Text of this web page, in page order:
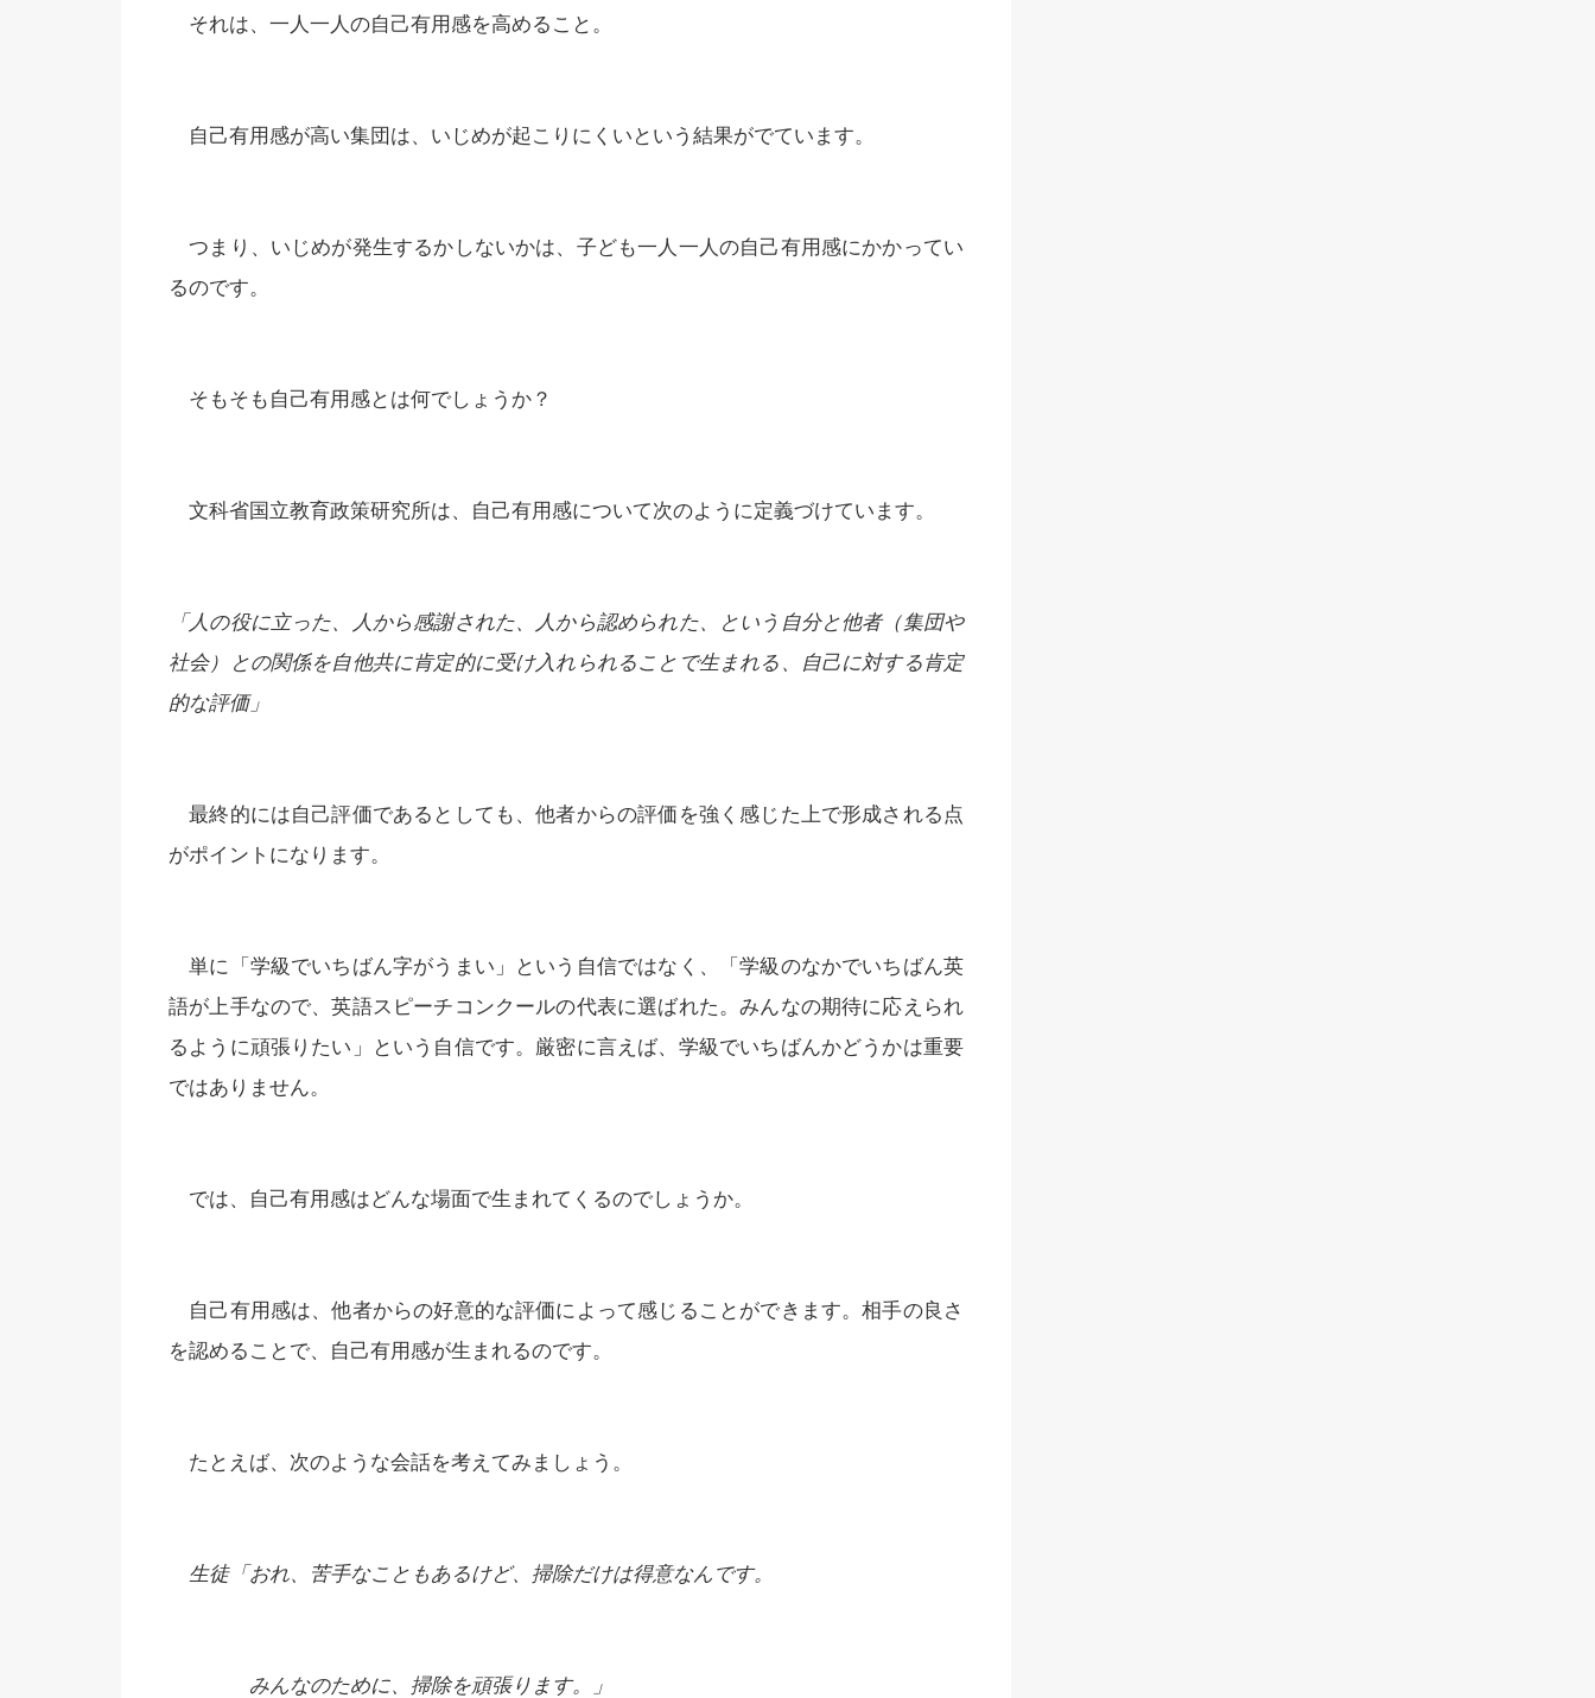
それは、一人一人の自己有用感を高めること。
自己有用感が高い集団は、いじめが起こりにくいという結果がでています。
つまり、いじめが発生するかしないかは、子ども一人一人の自己有用感にかかってい
るのです。
そもそも自己有用感とは何でしょうか？
文科省国立教育政策研究所は、自己有用感について次のように定義づけています。
「人の役に立った、人から感謝された、人から認められた、という自分と他者（集団や
社会）との関係を自他共に肯定的に受け入れられることで生まれる、自己に対する肯定
的な評価」
最終的には自己評価であるとしても、他者からの評価を強く感じた上で形成される点
がポイントになります。
単に「学級でいちばん字がうまい」という自信ではなく、「学級のなかでいちばん英
語が上手なので、英語スピーチコンクールの代表に選ばれた。みんなの期待に応えられ
るように頑張りたい」という自信です。厳密に言えば、学級でいちばんかどうかは重要
ではありません。
では、自己有用感はどんな場面で生まれてくるのでしょうか。
自己有用感は、他者からの好意的な評価によって感じることができます。相手の良さ
を認めることで、自己有用感が生まれるのです。
たとえば、次のような会話を考えてみましょう。
生徒「おれ、苦手なこともあるけど、掃除だけは得意なんです。
みんなのために、掃除を頑張ります。」